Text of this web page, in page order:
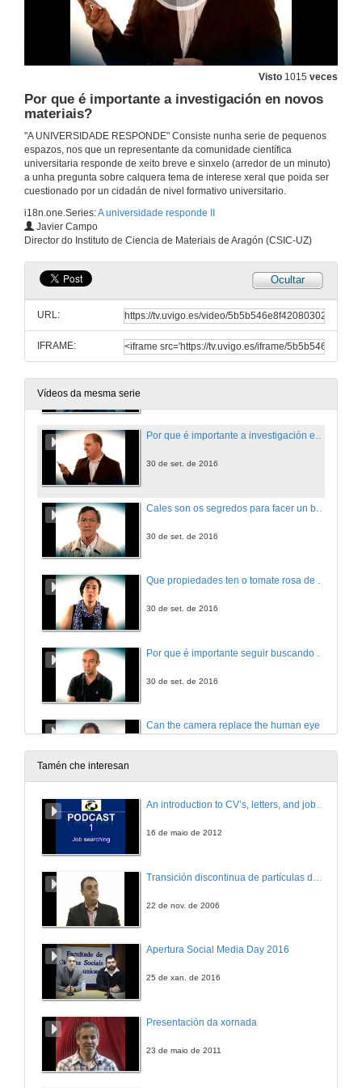
Visto 1015 veces
Por que é importante a investigación en novos
materiais?
"A UNIVERSIDADE RESPONDE" Consiste nunha serie de pequenos
espazos, nos que un representante da comunidade científica
universitaria responde de xeito breve e sinxelo (arredor de un minuto)
a unha pregunta sobre calquera tema de interese xeral que poida ser
cuestionado por un cidadán de nivel formativo universitario.
i18n.one.Series:A universidade responde II
Javier Campo
Director do Instituto de Ciencia de Materiais de Aragón (CSIC-UZ)
Ocultar
URL:
IFRAME:
Vídeos da mesma serie
30 de set. de 2016
30 de set. de 2016
30 de set. de 2016
30 de set. de 2016
Por que é importante coñecer a materia escura do Universo e como o estades a facer?
30 de set. de 2016
Que é a nanociencia?
Por que é importante a investigación en novos materiais?
30 de set. de 2016
30 de set. de 2016
Que propiedades ten o tomate rosa de Barbastro?
30 de set. de 2016
30 de set. de 2016
Can the camera replace the human eye?
30 de set. de 2016
Tamén che interesan
An introduction to CV’s, letters, and job searching
16 de maio de 2012
22 de nov. de 2006
Apertura Social Media Day 2016
25 de xan. de 2016
Presentación da xornada
23 de maio de 2011